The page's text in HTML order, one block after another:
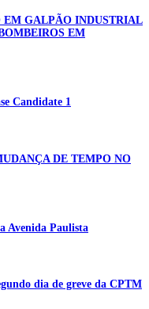
EM GALPÃO INDUSTRIAL
EM
Candidate 1
DE TEMPO NO
Avenida Paulista
dia de greve da CPTM